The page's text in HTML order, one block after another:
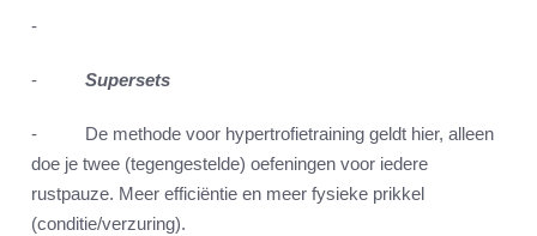
-
- Supersets
- De methode voor hypertrofietraining geldt hier, alleen
doe je twee (tegengestelde) oefeningen voor iedere
rustpauze. Meer efficiëntie en meer fysieke prikkel
(conditie/verzuring).